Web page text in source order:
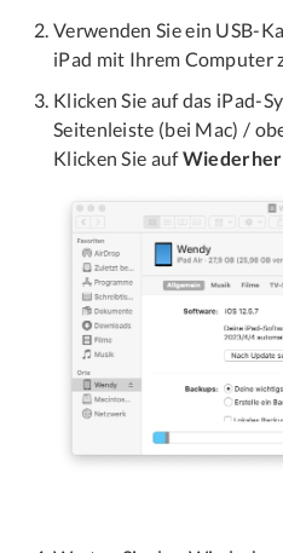
Verwenden Sie ein USB-
iPad mit Ihrem Computer
Klicken Sie auf das iPad-
Seitenleiste (bei Mac) /
Klicken Sie auf